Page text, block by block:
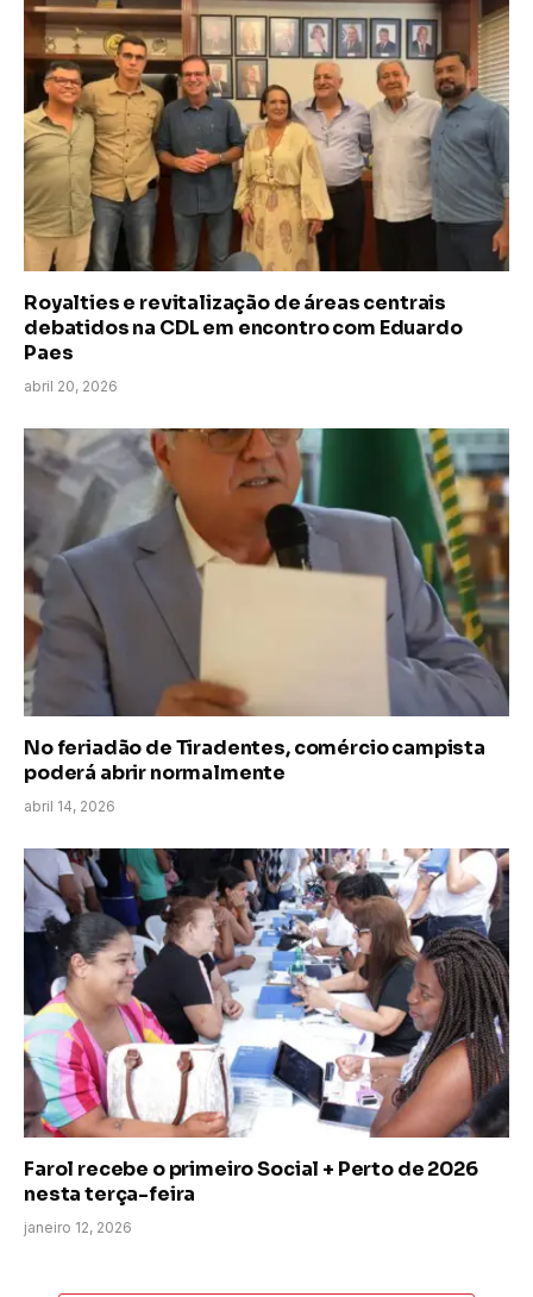
Royalties e revitalização de áreas centrais
debatidos na CDL em encontro com Eduardo
Paes
abril 20, 2026
No feriadão de Tiradentes, comércio campista
poderá abrir normalmente
abril 14, 2026
Farol recebe o primeiro Social + Perto de 2026
nesta terça-feira
janeiro 12, 2026